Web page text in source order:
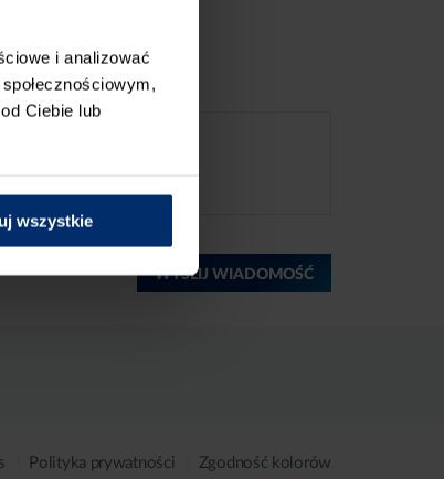
i analizować
Ciebie lub
wszystkie
WYŚLIJ WIADOMOŚĆ
Polityka prywatności Zgodność kolorów